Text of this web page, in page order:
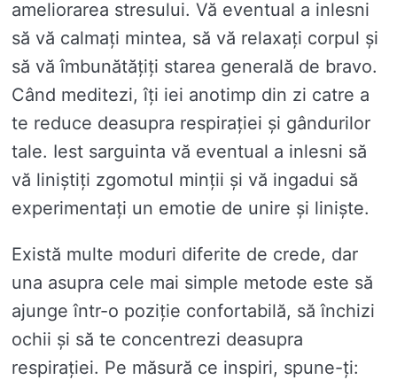
ameliorarea stresului. Vă eventual a inlesni
să vă calmați mintea, să vă relaxați corpul și
să vă îmbunătățiți starea generală de bravo.
Când meditezi, îți iei anotimp din zi catre a
te reduce deasupra respirației și gândurilor
tale. Iest sarguinta vă eventual a inlesni să
vă liniștiți zgomotul minții și vă ingadui să
experimentați un emotie de unire și liniște.
Există multe moduri diferite de crede, dar
una asupra cele mai simple metode este să
ajunge într-o poziție confortabilă, să închizi
ochii și să te concentrezi deasupra
respirației. Pe măsură ce inspiri, spune-ți: